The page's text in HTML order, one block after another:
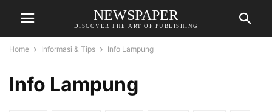
NEWSPAPER
DISCOVER THE ART OF PUBLISHING
Home Informasi & Tips Info Lampung
Info Lampung